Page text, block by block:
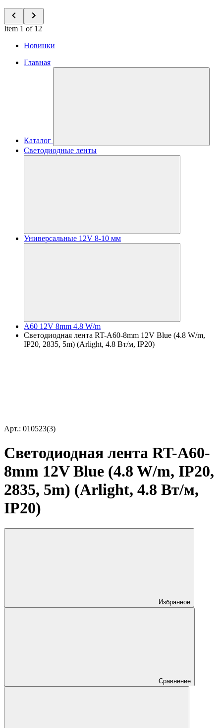
Item 1 of 12
Новинки
Главная
Каталог
Светодиодные ленты
Универсальные 12V 8-10 мм
A60 12V 8mm 4.8 W/m
Светодиодная лента RT-A60-8mm 12V Blue (4.8 W/m,
IP20, 2835, 5m) (Arlight, 4.8 Вт/м, IP20)
Арт.: 010523(3)
Светодиодная лента RT-A60-
8mm 12V Blue (4.8 W/m, IP20,
2835, 5m) (Arlight, 4.8 Вт/м,
IP20)
Избранное
Сравнение